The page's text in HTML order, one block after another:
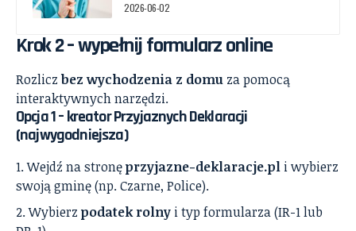
2026-06-02
Krok 2 – wypełnij formularz online
Rozlicz bez wychodzenia z domu za pomocą
interaktywnych narzędzi.
Opcja 1 – kreator Przyjaznych Deklaracji
(najwygodniejsza)
Wejdź na stronęprzyjazne-deklaracje.pl i wybierz
swoją gminę (np. Czarne, Police).
Wybierz podatek rolny i typ formularza (IR-1 lub